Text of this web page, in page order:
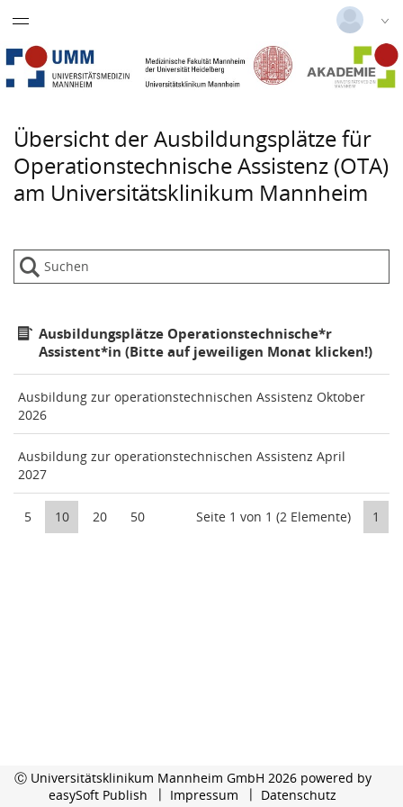
Deutsch
Englisch
Login
Notfallpflegekurs
Anästhesie- u. Intensivpflegekurs
Übersicht der Ausbildungsplätze für
Operationstechnische Assistenz (OTA)
am Universitätsklinikum Mannheim
Ausbildungsplätze Operationstechnische*r
Assistent*in (Bitte auf jeweiligen Monat klicken!)
Ausbildung zur operationstechnischen Assistenz Oktober
2026
Ausbildung zur operationstechnischen Assistenz April
2027
5 10 20 50 Seite 1 von 1 (2 Elemente) 1
Ⓒ Universitätsklinikum Mannheim GmbH 2026 powered by
easySoft Publish
Impressum Datenschutz